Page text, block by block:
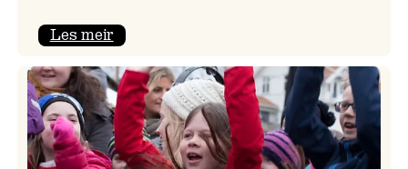
Les meir:
2026
–
Ingunn van Etten